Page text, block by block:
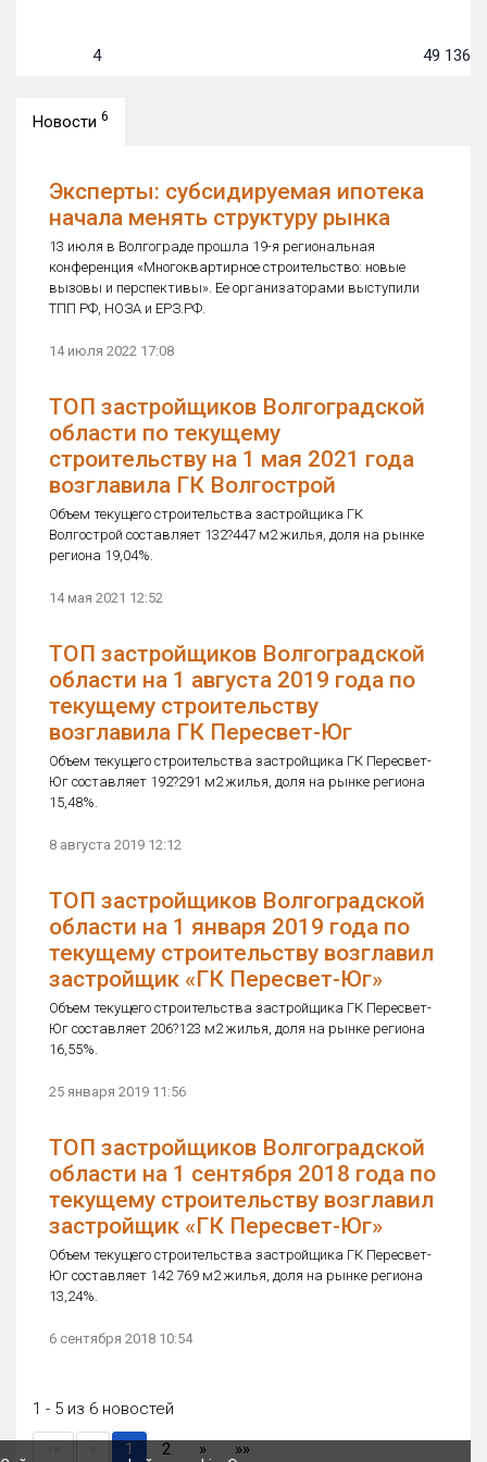
4 49 136
Новости 6
Эксперты: субсидируемая ипотека
начала менять структуру рынка
13 июля в Волгограде прошла 19-я региональная
конференция «Многоквартирное строительство: новые
вызовы и перспективы». Ее организаторами выступили
ТПП РФ, НОЗА и ЕРЗ.РФ.
14 июля 2022 17:08
ТОП застройщиков Волгоградской
области по текущему
строительству на 1 мая 2021 года
возглавила ГК Волгострой
Объем текущего строительства застройщика ГК
Волгострой составляет 132?447 м2 жилья, доля на рынке
региона 19,04%.
14 мая 2021 12:52
ТОП застройщиков Волгоградской
области на 1 августа 2019 года по
текущему строительству
возглавила ГК Пересвет-Юг
Объем текущего строительства застройщика ГК Пересвет-
Юг составляет 192?291 м2 жилья, доля на рынке региона
15,48%.
8 августа 2019 12:12
ТОП застройщиков Волгоградской
области на 1 января 2019 года по
текущему строительству возглавил
застройщик «ГК Пересвет-Юг»
Объем текущего строительства застройщика ГК Пересвет-
Юг составляет 206?123 м2 жилья, доля на рынке региона
16,55%.
25 января 2019 11:56
ТОП застройщиков Волгоградской
области на 1 сентября 2018 года по
текущему строительству возглавил
застройщик «ГК Пересвет-Юг»
Объем текущего строительства застройщика ГК Пересвет-
Юг составляет 142 769 м2 жилья, доля на рынке региона
13,24%.
6 сентября 2018 10:54
1 - 5 из 6 новостей
1 (current)
2 » »»